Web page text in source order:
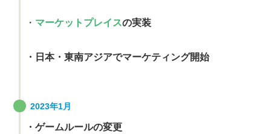
・ マーケットプレイスの実装
・日本・東南アジアでマーケティング開始
2023年1月
・ゲームルールの変更